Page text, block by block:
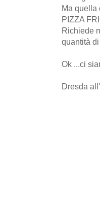
Ma quella
PIZZA
Richiede
quantità
Ok ...ci
Dresda